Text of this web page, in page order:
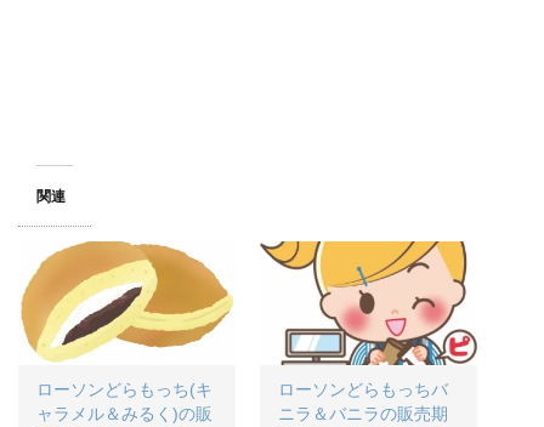
関連
ローソンどらもっち(キ
ャラメル＆みるく)の販
ローソンどらもっちバ
ニラ＆バニラの販売期